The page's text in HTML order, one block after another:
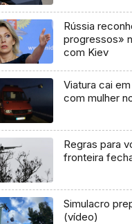
Rússia
progressos»
com Kiev
Viatura cai
com mulher
Regras para
fronteira
Simulacro
(vídeo)